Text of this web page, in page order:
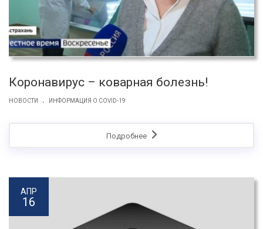
Коронавирус – коварная болезнь!
НОВОСТИ . ИНФОРМАЦИЯ О COVID-19
Подробнее
АПР
16